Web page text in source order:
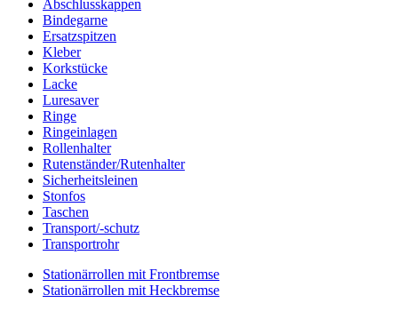
Abschlusskappen
Bindegarne
Ersatzspitzen
Kleber
Korkstücke
Lacke
Luresaver
Ringe
Ringeinlagen
Rollenhalter
Rutenständer/Rutenhalter
Sicherheitsleinen
Stonfos
Taschen
Transport/-schutz
Transportrohr
Stationärrollen mit Frontbremse
Stationärrollen mit Heckbremse